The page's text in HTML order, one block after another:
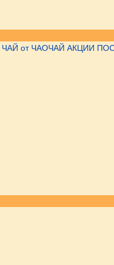
ЧАЙ от ЧАОЧАЙ АКЦИИ